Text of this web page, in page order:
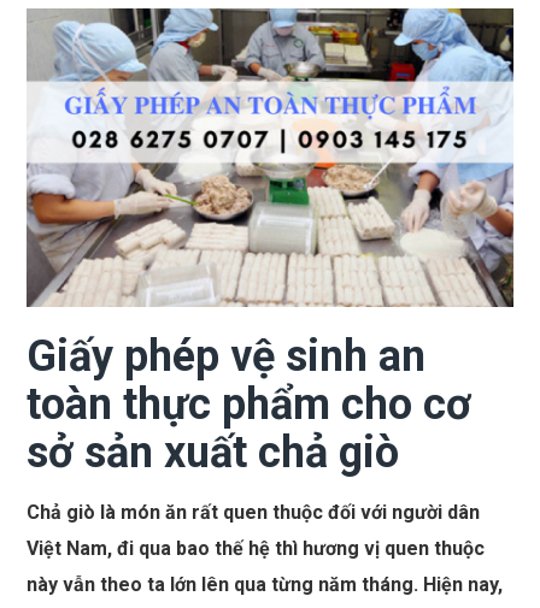
Giấy phép vệ sinh an
toàn thực phẩm cho cơ
sở sản xuất chả giò
Chả giò là món ăn rất quen thuộc đối với người dân
Việt Nam, đi qua bao thế hệ thì hương vị quen thuộc
này vẫn theo ta lớn lên qua từng năm tháng. Hiện nay,